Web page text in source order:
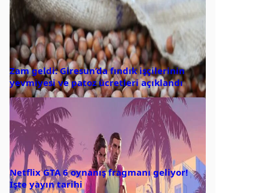
Zam geldi: Giresun’da fındık işçilerinin
yevmiyesi ve patoz ücretleri açıklandı
Netflix GTA 6 oynanış fragmanı geliyor!
İşte yayın tarihi